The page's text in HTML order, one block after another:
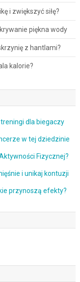
i zwiększyć siłę?
piękna wody
z hantlami?
kalorie?
dla biegaczy
w tej dziedzinie
Fizycznej?
i unikaj kontuzji
przynoszą efekty?